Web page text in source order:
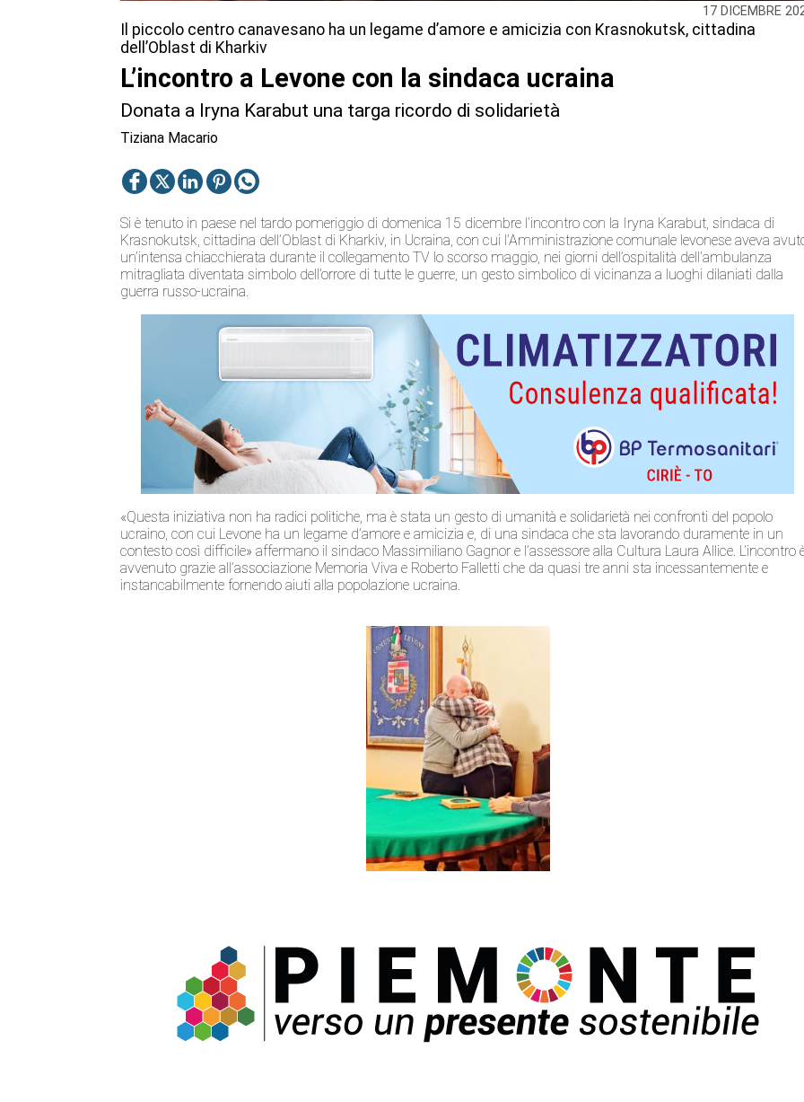
17 DICEMBRE
Il piccolo centro canavesano ha un legame d’amore e amicizia con Krasnokutsk, cittadina
dell’Oblast di Kharkiv
L’incontro a Levone con la sindaca ucraina
Donata a Iryna Karabut una targa ricordo di solidarietà
Tiziana Macario
Si è tenuto in paese nel tardo pomeriggio di domenica 15 dicembre l’incontro con la Iryna Karabut, sindaca di
Krasnokutsk, cittadina dell’Oblast di Kharkiv, in Ucraina, con cui l’Amministrazione comunale levonese aveva
un’intensa chiacchierata durante il collegamento TV lo scorso maggio, nei giorni dell’ospitalità dell’ambulanza
mitragliata diventata simbolo dell’orrore di tutte le guerre, un gesto simbolico di vicinanza a luoghi dilaniati dalla
guerra russo-ucraina.
«Questa iniziativa non ha radici politiche, ma è stata un gesto di umanità e solidarietà nei confronti del popolo
ucraino, con cui Levone ha un legame d’amore e amicizia e, di una sindaca che sta lavorando duramente in un
contesto così difficile» affermano il sindaco Massimiliano Gagnor e l’assessore alla Cultura Laura Allice. L’incontro
avvenuto grazie all’associazione Memoria Viva e Roberto Falletti che da quasi tre anni sta incessantemente e
instancabilmente fornendo aiuti alla popolazione ucraina.